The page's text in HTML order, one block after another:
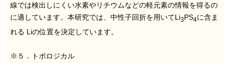
線では検出しにくい水素やリチウムなどの軽元素の情報を得るの
に適しています。本研究では、中性子回折を用いてLi3PS4に含ま
れる Liの位置を決定しています。
※５．トポロジカル